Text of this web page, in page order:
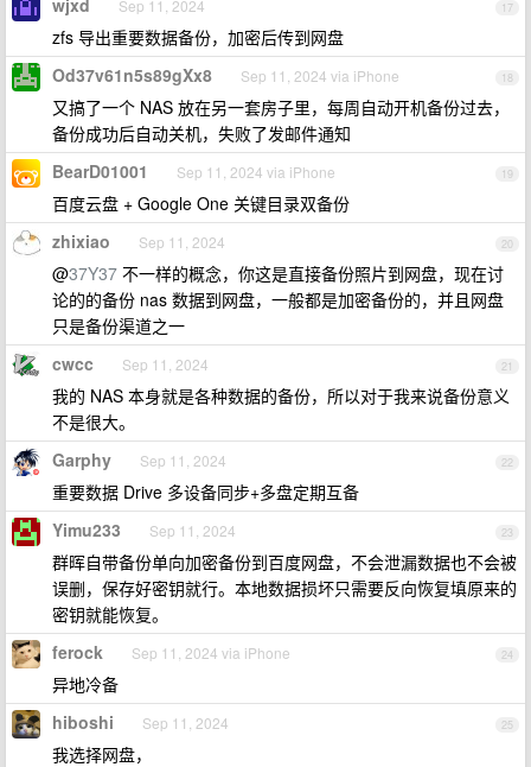
17
wjxd Sep 11, 2024
zfs 导出重要数据备份，加密后传到网盘
18
Od37v61n5s89gXx8 Sep 11, 2024 via iPhone
又搞了一个 NAS 放在另一套房子里，每周自动开机备份过去，
备份成功后自动关机，失败了发邮件通知
19
BearD01001 Sep 11, 2024 via iPhone
百度云盘 + Google One 关键目录双备份
20
zhixiao Sep 11, 2024
@37Y37 不一样的概念，你这是直接备份照片到网盘，现在讨
论的的备份 nas 数据到网盘，一般都是加密备份的，并且网盘
只是备份渠道之一
21
cwcc Sep 11, 2024
我的 NAS 本身就是各种数据的备份，所以对于我来说备份意义
不是很大。
22
Garphy Sep 11, 2024
重要数据 Drive 多设备同步+多盘定期互备
23
Yimu233 Sep 11, 2024
群晖自带备份单向加密备份到百度网盘，不会泄漏数据也不会被
误删，保存好密钥就行。本地数据损坏只需要反向恢复填原来的
密钥就能恢复。
24
ferock Sep 11, 2024 via iPhone
异地冷备
25
hiboshi Sep 11, 2024
我选择网盘，